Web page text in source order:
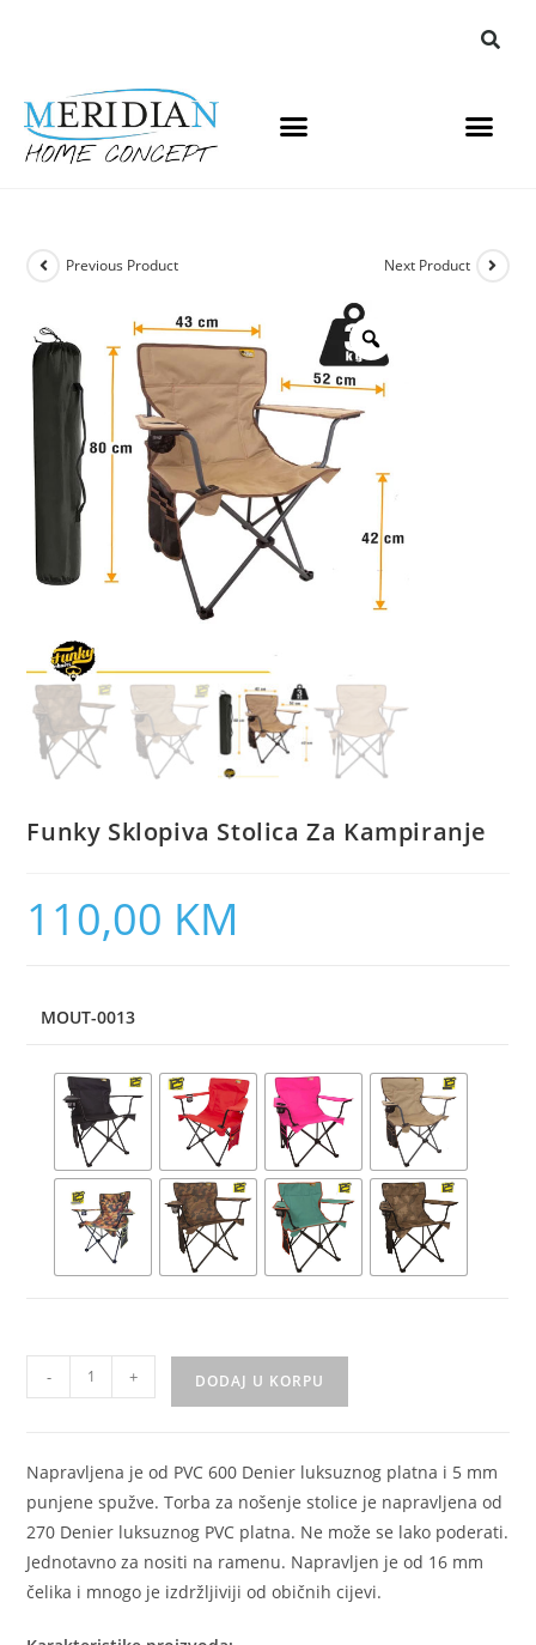
Previous Product Next Product
Funky Sklopiva Stolica Za Kampiranje
110,00 KM
MOUT-0013
- + DODAJ U KORPU
Napravljena je od PVC 600 Denier luksuznog platna i 5 mm
punjene spužve. Torba za nošenje stolice je napravljena od
270 Denier luksuznog PVC platna. Ne može se lako poderati.
Jednotavno za nositi na ramenu. Napravljen je od 16 mm
čelika i mnogo je izdržljiviji od običnih cijevi.